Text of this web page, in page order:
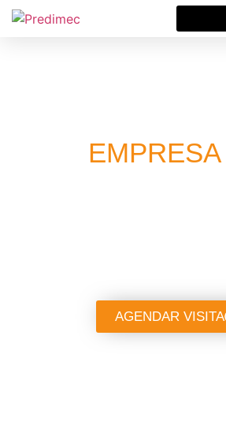
AGENDAR VISITA